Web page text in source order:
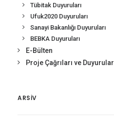
Tübitak Duyuruları
Ufuk2020 Duyuruları
Sanayi Bakanlığı Duyuruları
BEBKA Duyuruları
E-Bülten
Proje Çağrıları ve Duyurular
ARSIV